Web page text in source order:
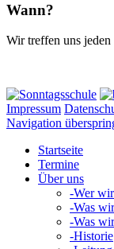
Wann?
Wir treffen uns
Impressum
Navigation
Startseite
Termine
Über uns
-Wer
-Was
-Was
-Historie